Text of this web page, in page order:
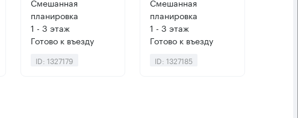
планировка
1 - 3 этаж
Готово к въезду
ID: 1327179
планировка
1 - 3 этаж
Готово к въезду
ID: 1327185